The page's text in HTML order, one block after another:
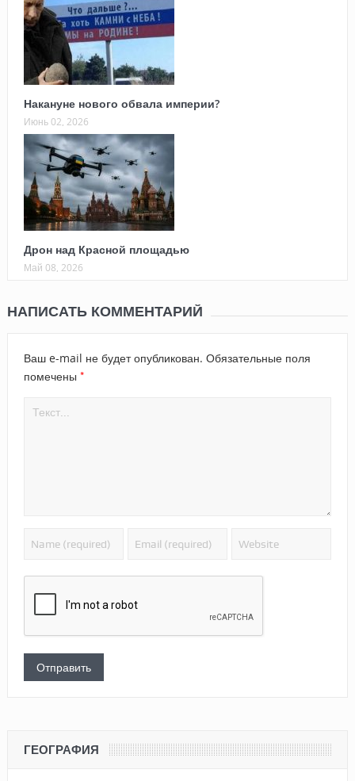
Накануне нового обвала империи?
Июнь 02, 2026
Дрон над Красной площадью
Май 08, 2026
НАПИСАТЬ КОММЕНТАРИЙ
Ваш e-mail не будет опубликован. Обязательные поля
помечены *
ГЕОГРАФИЯ